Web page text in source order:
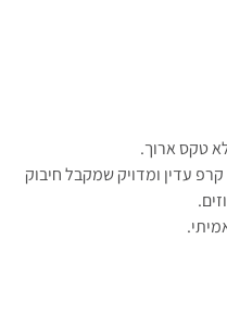
טקס ארוך.
עדין ומדויק שמקבל חיבוק